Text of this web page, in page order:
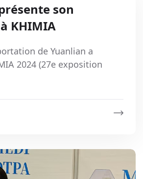
son
KHIMIA
de Yuanlian a
2024 (27e exposition